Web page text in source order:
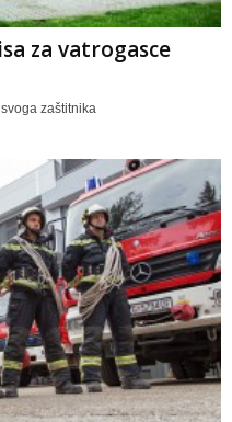
za vatrogasce
zaštitnika